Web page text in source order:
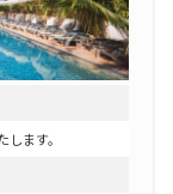
ます。